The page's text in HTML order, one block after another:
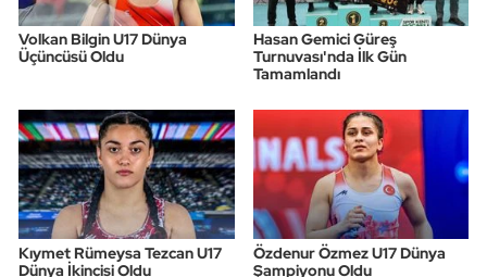
Volkan Bilgin U17 Dünya
Üçüncüsü Oldu
Hasan Gemici Güreş
Turnuvası'nda İlk Gün
Tamamlandı
Kıymet Rümeysa Tezcan U17
Dünya İkincisi Oldu
Özdenur Özmez U17 Dünya
Şampiyonu Oldu